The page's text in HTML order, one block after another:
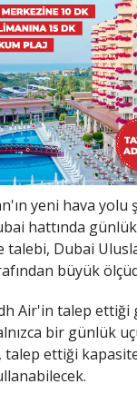
yeni hava yolu
hattında
talebi, Dubai
büyük
Air'in talep
bir günlük
talep ettiği